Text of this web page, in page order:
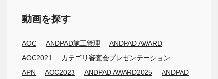
動画を探す
AOC ANDPAD施工管理
ANDPAD AWARD
AOC2021
カテゴリ審査会プレゼンテーション
APN
AOC2023 ANDPAD AWARD2025
ANDPAD